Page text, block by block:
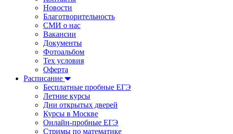
Новости
Благотворительность
СМИ о нас
Вакансии
Документы
Фотоальбом
Тех условия
Оферта
Расписание
Бесплатные пробные ЕГЭ
Летние курсы
Дни открытых дверей
Курсы в Москве
Онлайн-пробные ЕГЭ
Стримы по математике